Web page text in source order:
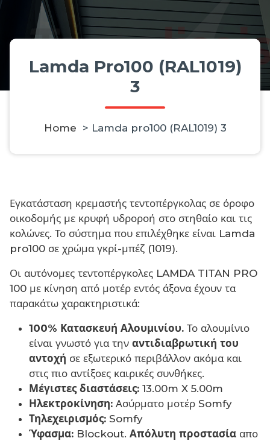
Lamda Pro100 (RAL1019)
3
Home > Lamda pro100 (RAL1019) 3
Εγκατάσταση κρεμαστής τεντοπέργκολας σε όροφο
οικοδομής με κρυφή υδροροή στο στηθαίο και τις
κολώνες. Το σύστημα που επιλέχθηκε είναι Lamda
pro100 σε χρώμα γκρί-μπέζ (1019).
Οι αυτόνομες τεντοπέργκολες LAMDA TITAN PRO
100 με κίνηση από μοτέρ εντός άξονα έχουν τα
παρακάτω χαρακτηριστικά:
100% Κατασκευή Αλουμινίου. Το αλουμίνιο
είναι γνωστό για την αντιδιαβρωτική του
αντοχή σε εξωτερικό περιβάλλον ακόμα και
στις πιο αντίξοες καιρικές συνθήκες.
Μέγιστες διαστάσεις: 13.00m X 5.00m
Ηλεκτροκίνηση: Ασύρματο μοτέρ Somfy
Τηλεχειρισμός: Somfy
Ύφασμα: Blockout. Απόλυτη προστασία απο